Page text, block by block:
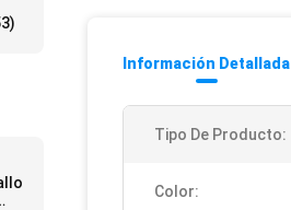
Información Detallada
Tipo De Producto:
Color: